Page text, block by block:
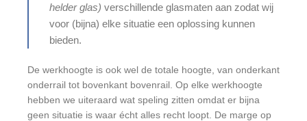
helder glas) verschillende glasmaten aan zodat wij
voor (bijna) elke situatie een oplossing kunnen
bieden.
De werkhoogte is ook wel de totale hoogte, van onderkant
onderrail tot bovenkant bovenrail. Op elke werkhoogte
hebben we uiteraard wat speling zitten omdat er bijna
geen situatie is waar écht alles recht loopt. De marge op